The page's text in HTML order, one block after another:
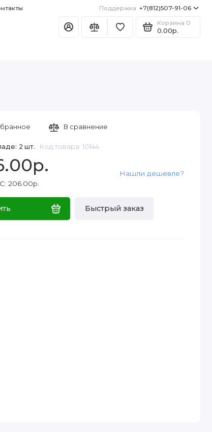
Поддержка +7(812)507-91-06
Корзина 0
0.00р.
2 шт. Код товара: 10144
206.00р.
Быстрый заказ
Нашли дешевле?
В сравнение